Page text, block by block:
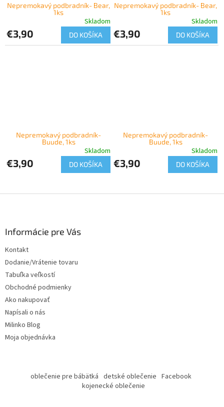
Nepremokavý podbradník- Bear,
1ks
Skladom
€3,90 DO KOŠÍKA
Nepremokavý podbradník- Bear,
1ks
Skladom
€3,90 DO KOŠÍKA
Nepremokavý podbradník-
Buude, 1ks
Skladom
€3,90 DO KOŠÍKA
Nepremokavý podbradník-
Buude, 1ks
Skladom
€3,90 DO KOŠÍKA
Informácie pre Vás
Kontakt
Dodanie/Vrátenie tovaru
Tabuľka veľkostí
Obchodné podmienky
Ako nakupovať
Napísali o nás
Milinko Blog
Moja objednávka
oblečenie pre bábätká detské oblečenie Facebook
kojenecké oblečenie